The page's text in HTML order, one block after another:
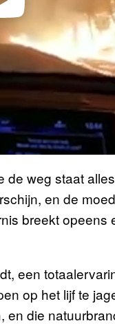
weg staat
en de
breekt opeens
een
op het lijf te
die